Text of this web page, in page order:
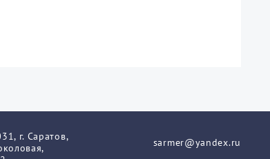
г. Саратов,
sarmer@yandex.ru